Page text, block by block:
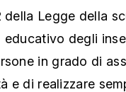
della Legge della
degli
in grado di
e di realizzare